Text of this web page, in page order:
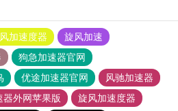
加速度器
旋风加速
狗急加速器官网
优途加速器官网
风驰加速器
器外网苹果版
旋风加速度器